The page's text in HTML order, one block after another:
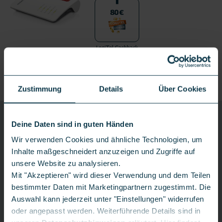
Zustimmung Details Über Cookies
Deine Daten sind in guten Händen
Wir verwenden Cookies und ähnliche Technologien, um
Inhalte maßgeschneidert anzuzeigen und Zugriffe auf
unsere Website zu analysieren.
Mit "Akzeptieren" wird dieser Verwendung und dem Teilen
bestimmter Daten mit Marketingpartnern zugestimmt. Die
Auswahl kann jederzeit unter "Einstellungen" widerrufen
oder angepasst werden. Weiterführende Details sind in
LogiTel Cashback
GLASFASER 300
300 Mbit/s
Glasfaser 300
Glasfaser 600
Glasfaser 1000
Weitere Details
1,00€*
einm. 9,95€ **
mtl.